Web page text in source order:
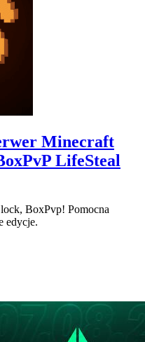
Minecraft
LifeSteal
BoxPvp! Pomocna
edycje.